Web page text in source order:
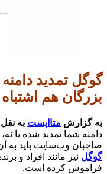
گوگل تمدید
بزرگان هم
به گزارش متااپست به
دامنه شما تمدید شده یا
صاحبان وب‌سایت باید به
گوگل نیز مانند افراد و
فراموش کرده است.